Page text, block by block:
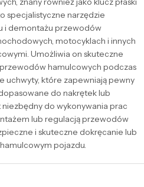
specjalistyczne narzędzie
i demontażu przewodów
motocyklach i innych
Umożliwia on skuteczne
hamulcowych podczas
uchwyty, które zapewniają pewny
do nakrętek lub
do wykonywania prac
lub regulacją przewodów
i skuteczne dokręcanie lub
pojazdu.